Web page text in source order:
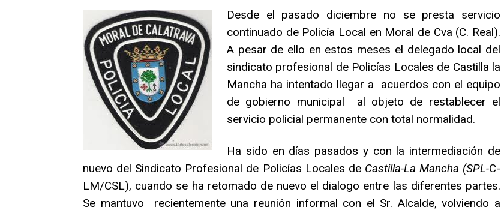
Desde el pasado diciembre no se presta servicio
continuado de Policía Local en Moral de Cva (C. Real).
A pesar de ello en estos meses el delegado local del
sindicato profesional de Policías Locales de Castilla la
Mancha ha intentado llegar a acuerdos con el equipo
de gobierno municipal al objeto de restablecer el
servicio policial permanente con total normalidad.
Ha sido en días pasados y con la intermediación de
nuevo del Sindicato Profesional de Policías Locales de Castilla-La Mancha (SPL-C-
LM/CSL), cuando se ha retomado de nuevo el dialogo entre las diferentes partes.
Se mantuvo recientemente una reunión informal con el Sr. Alcalde, volviendo a